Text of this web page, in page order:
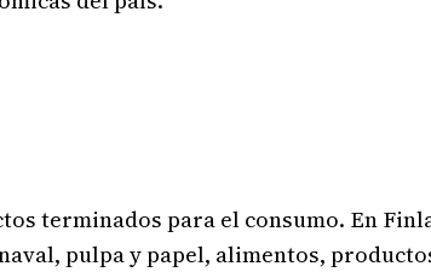
terminados para el consumo. En
pulpa y papel, alimentos,